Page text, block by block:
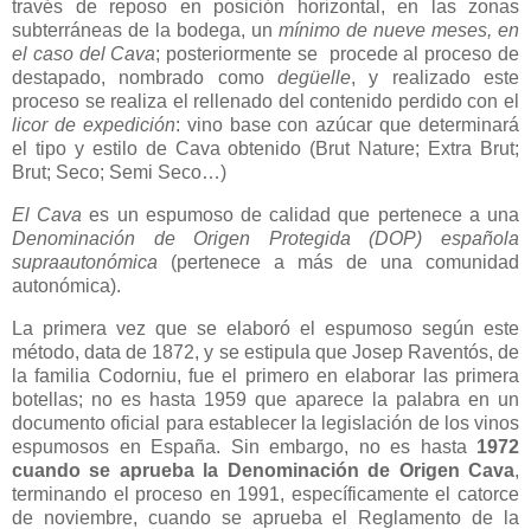
través de reposo en posición horizontal, en las zonas
subterráneas de la bodega, un mínimo de nueve meses, en
el caso del Cava; posteriormente se procede al proceso de
destapado, nombrado como degüelle, y realizado este
proceso se realiza el rellenado del contenido perdido con el
licor de expedición: vino base con azúcar que determinará
el tipo y estilo de Cava obtenido (Brut Nature; Extra Brut;
Brut; Seco; Semi Seco…)
El Cava es un espumoso de calidad que pertenece a una
Denominación de Origen Protegida (DOP) española
supraautonómica (pertenece a más de una comunidad
autonómica).
La primera vez que se elaboró el espumoso según este
método, data de 1872, y se estipula que Josep Raventós, de
la familia Codorniu, fue el primero en elaborar las primera
botellas; no es hasta 1959 que aparece la palabra en un
documento oficial para establecer la legislación de los vinos
espumosos en España. Sin embargo, no es hasta 1972
cuando se aprueba la Denominación de Origen Cava,
terminando el proceso en 1991, específicamente el catorce
de noviembre, cuando se aprueba el Reglamento de la